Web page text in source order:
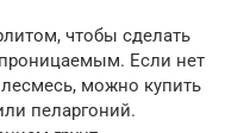
чтобы сделать
Если нет
можно купить
пеларгоний.